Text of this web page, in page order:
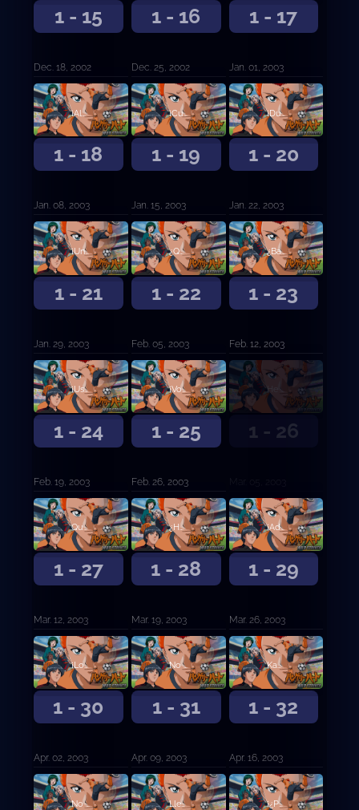
1 - 15
Dec. 18, 2002
1 - 16
Dec. 25, 2002
1 - 17
Jan. 01, 2003
1 - 18
¡Algo está mal con Rodrigo!
Jan. 08, 2003
1 - 19
¡Cuando dije que lo lograré, lo lograré!
Jan. 15, 2003
1 - 20
¡Dudar es tan diferente a ti!
Jan. 22, 2003
1 - 21
¡Un mal perdedor!
Jan. 29, 2003
1 - 22
¿Qué estamos haciendo ...
Feb. 05, 2003
1 - 23
¿Baño al aire libre?
Feb. 12, 2003
1 - 24
¡Ustedes chicos son demasiado arrogantes!
Feb. 19, 2003
1 - 25
¡Voy a enfrentar el mundo del fútbol!
Feb. 26, 2003
1 - 26
He estado esperando esto
1 - 27
Que comience la tanda de penales
Mar. 12, 2003
1 - 28
¿Hacer lo que siempre hacemos?
Mar. 19, 2003
1 - 29
¡Adelante, sargento Chin!
Mar. 26, 2003
1 - 30
¡Lo logré, hermano!
Apr. 02, 2003
1 - 31
No me siento emocionado en absoluto
Apr. 09, 2003
1 - 32
Kanou Kyosuke ... ¡No te lo perdonaré!
Apr. 16, 2003
No puede ser ... ¡¿Kanou es el capitán ?! Llegaste 10 años demasiado temprano ... ¡Cabeza de nido de pájaro! ¡¿Por qué esto también tuvo que pasarle a Kyosuke-kun!